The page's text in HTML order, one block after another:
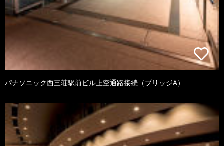
パナソニック西三荘駅前ビル上空通路接続（ブリッジA）